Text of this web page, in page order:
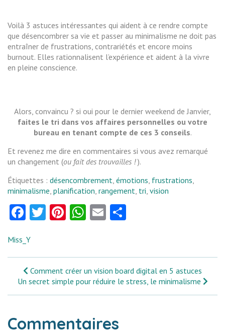
Voilà 3 astuces intéressantes qui aident à ce rendre compte
que désencombrer sa vie et passer au minimalisme ne doit pas
entraîner de frustrations, contrariétés et encore moins
burnout. Elles rationnalisent l’expérience et aident à la vivre
en pleine conscience.
Alors, convaincu ? si oui pour le dernier weekend de Janvier,
faites le tri dans vos affaires personnelles ou votre
bureau en tenant compte de ces 3 conseils.
Et revenez me dire en commentaires si vous avez remarqué
un changement (ou fait des trouvailles !).
Étiquettes : désencombrement, émotions, frustrations,
minimalisme, planification, rangement, tri, vision
Facebook
Twitter
Pinterest
WhatsApp
Email
Miss_Y
Comment créer un vision board digital en 5 astuces
Un secret simple pour réduire le stress, le minimalisme
Commentaires